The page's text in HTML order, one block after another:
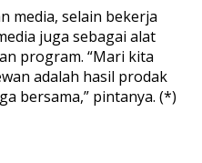
media, selain bekerja
juga sebagai alat
program. “Mari kita
adalah hasil prodak
bersama,” pintanya. (*)